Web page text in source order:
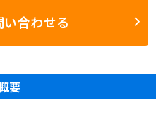
合わせる
要